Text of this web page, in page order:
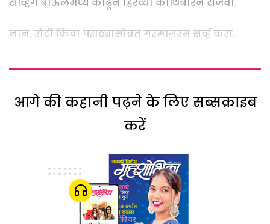
सर्व्हिंग बाऊलमध्ये काढून हिरव्या कोथिंबीरने सजवा.
नान, रोटी किंवा पराठ्यासोबत गरमागरम सर्व्ह करा.
आगे की कहानी पढ़ने के लिए सब्सक्राइब
करें